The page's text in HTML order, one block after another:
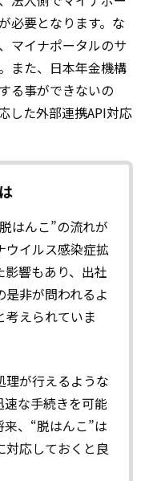
必要となります。な
マイナポータルのサ
また、日本年金機構
る事ができないの
した外部連携API対応
はんこ”の流れが
ウイルス感染症拡
響もあり、出社
是非が問われるよ
考えられていま
理が行えるような
な手続きを可能
、“脱はんこ”は
対応しておくと良